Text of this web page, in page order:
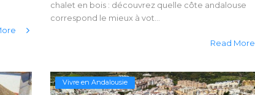
chalet en bois : découvrez quelle côte andalouse
correspond le mieux à vot...
Read More
Vivre en Andalousie